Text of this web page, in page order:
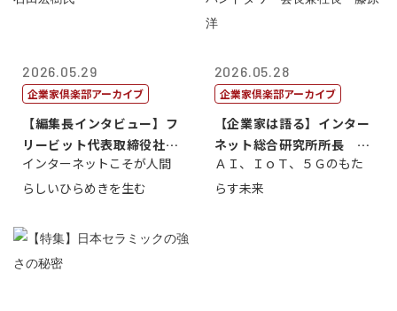
2026.05.29
企業家倶楽部アーカイブ
【編集長インタビュー】フ
リービット代表取締役社長
ＣＥＯ 石田...
インターネットこそが人間
らしいひらめきを生む
2026.05.28
企業家倶楽部アーカイブ
【企業家は語る】インター
ネット総合研究所所長 ブ
ロードバンド...
ＡＩ、ＩｏＴ、５Ｇのもた
らす未来